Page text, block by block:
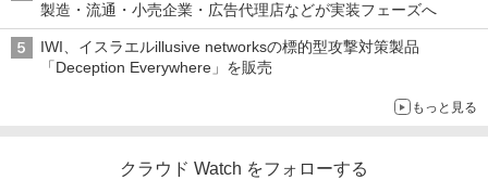
製造・流通・小売企業・広告代理店などが実装フェーズへ
IWI、イスラエルillusive networksの標的型攻撃対策製品
「Deception Everywhere」を販売
もっと見る
クラウド Watch をフォローする